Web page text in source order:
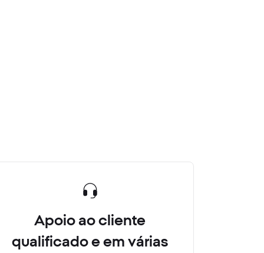
Apoio ao cliente
qualificado e em várias